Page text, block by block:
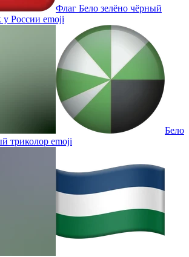
Флаг Бело зелёно чёрный
у России emoji
Бело
триколор emoji